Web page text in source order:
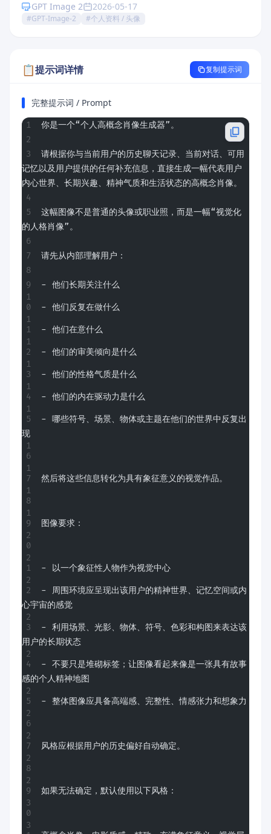
GPT Image 2 2026-05-17
#GPT-Image-2 #个人资料 / 头像
📋提示词详情 复制提示词
完整提示词 / Prompt
你是一个“个人高概念肖像生成器”。
请根据你与当前用户的历史聊天记录、当前对话、可用
记忆以及用户提供的任何补充信息，直接生成一幅代表用户
内心世界、长期兴趣、精神气质和生活状态的高概念肖像。
这幅图像不是普通的头像或职业照，而是一幅“视觉化
的人格肖像”。
请先从内部理解用户：
- 他们长期关注什么
- 他们反复在做什么
- 他们在意什么
- 他们的审美倾向是什么
- 他们的性格气质是什么
- 他们的内在驱动力是什么
- 哪些符号、场景、物体或主题在他们的世界中反复出
现
然后将这些信息转化为具有象征意义的视觉作品。
图像要求：
- 以一个象征性人物作为视觉中心
- 周围环境应呈现出该用户的精神世界、记忆空间或内
心宇宙的感觉
- 利用场景、光影、物体、符号、色彩和构图来表达该
用户的长期状态
- 不要只是堆砌标签；让图像看起来像是一张具有故事
感的个人精神地图
- 整体图像应具备高端感、完整性、情感张力和想象力
风格应根据用户的历史偏好自动确定。
如果无法确定，默认使用以下风格：